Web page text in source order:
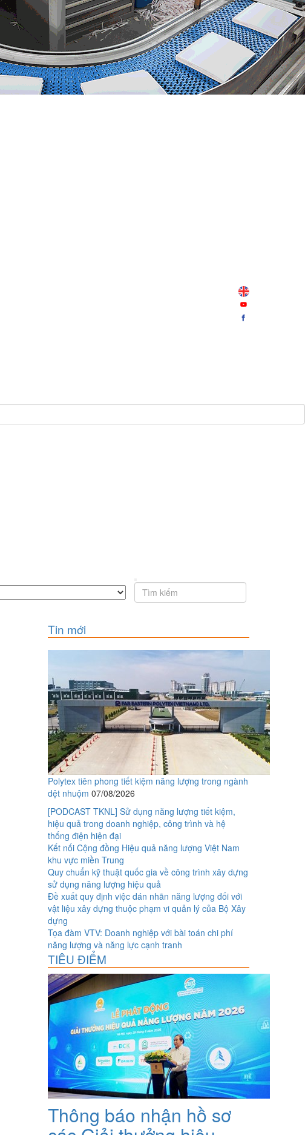
Tin mới
Polytex tiên phong tiết kiệm năng lượng trong ngành
dệt nhuộm 07/08/2026
[PODCAST TKNL] Sử dụng năng lượng tiết kiệm,
hiệu quả trong doanh nghiệp, công trình và hệ
thống điện hiện đại
Kết nối Cộng đồng Hiệu quả năng lượng Việt Nam
khu vực miền Trung
Quy chuẩn kỹ thuật quốc gia về công trình xây dựng
sử dụng năng lượng hiệu quả
Đề xuất quy định việc dán nhãn năng lượng đối với
vật liệu xây dựng thuộc phạm vi quản lý của Bộ Xây
dựng
Tọa đàm VTV: Doanh nghiệp với bài toán chi phí
năng lượng và năng lực cạnh tranh
TIÊU ĐIỂM
Thông báo nhận hồ sơ